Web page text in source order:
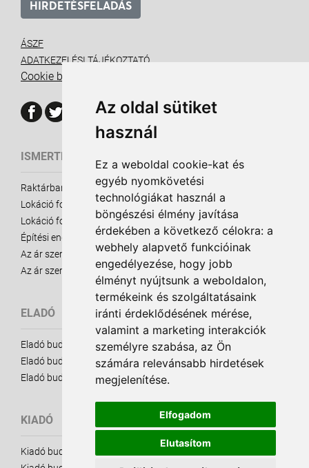
Az oldal sütiket
használ
Ez a weboldal cookie-kat és
egyéb nyomkövetési
technológiákat használ a
böngészési élmény javítása
érdekében a következő célokra: a
webhely alapvető funkcióinak
engedélyezése, hogy jobb
élményt nyújtsunk a weboldalon,
termékeink és szolgáltatásaink
iránti érdeklődésének mérése,
valamint a marketing interakciók
személyre szabása, az Ön
számára relevánsabb hirdetések
megjelenítése.
Elfogadom
Elutasítom
HIRDETÉSFELADÁS
ÁSZF
ADATKEZELÉSI TÁJÉKOZTATÓ
Cookie beállítások
ISMERTETŐ ANYAGOK
Raktárbank ismertető
Lokáció fontossága - eladó ingatlanok
Lokáció fontossága - kiadó ingatlanok
Építési engedély
Az ár szerepe - Eladó Ingatlanok
Az ár szerepe - Kiadó Ingatlanok
ELADÓ
Eladó budapesti raktárak
Eladó budapesti telkek
Eladó budapesti telephelyek
KIADÓ
Kiadó budapesti raktárak